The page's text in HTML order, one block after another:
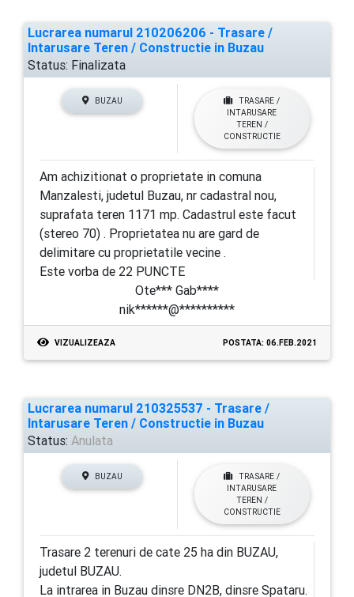
Lucrarea numarul 210206206 - Trasare /
Intarusare Teren / Constructie in Buzau
Status: Finalizata
BUZAU
TRASARE /
INTARUSARE
TEREN /
CONSTRUCTIE
Am achizitionat o proprietate in comuna
Manzalesti, judetul Buzau, nr cadastral nou,
suprafata teren 1171 mp. Cadastrul este facut
(stereo 70) . Proprietatea nu are gard de
delimitare cu proprietatile vecine .
Este vorba de 22 PUNCTE
Ote*** Gab****
nik******@**********
VIZUALIZEAZA POSTATA: 06.FEB.2021
Lucrarea numarul 210325537 - Trasare /
Intarusare Teren / Constructie in Buzau
Status: Anulata
BUZAU
TRASARE /
INTARUSARE
TEREN /
CONSTRUCTIE
Trasare 2 terenuri de cate 25 ha din BUZAU,
judetul BUZAU.
La intrarea in Buzau dinsre DN2B, dinsre Spataru.